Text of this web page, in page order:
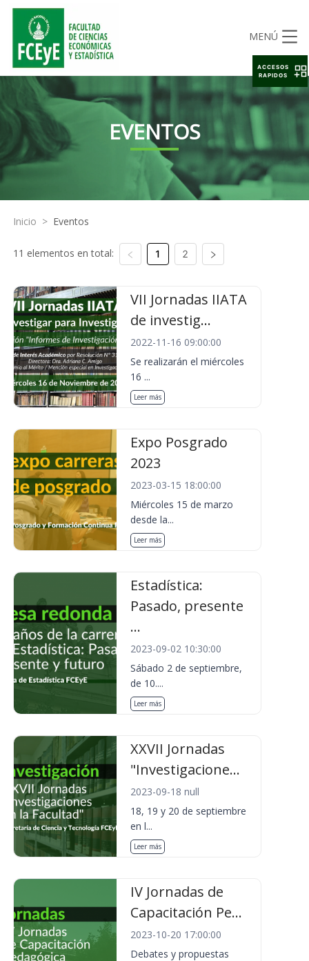
MENÚ
EVENTOS
Inicio > Eventos
11 elementos en total: 1 2
VII Jornadas IIATA
de investig...
2022-11-16 09:00:00
Se realizarán el miércoles
16 ...
Leer más
Expo Posgrado
2023
2023-03-15 18:00:00
Miércoles 15 de marzo
desde la...
Leer más
Estadística:
Pasado, presente
...
2023-09-02 10:30:00
Sábado 2 de septiembre,
de 10....
Leer más
XXVII Jornadas
"Investigacione...
2023-09-18 null
18, 19 y 20 de septiembre
en l...
Leer más
IV Jornadas de
Capacitación Pe...
2023-10-20 17:00:00
Debates y propuestas
ACCESOS
RAPIDOS